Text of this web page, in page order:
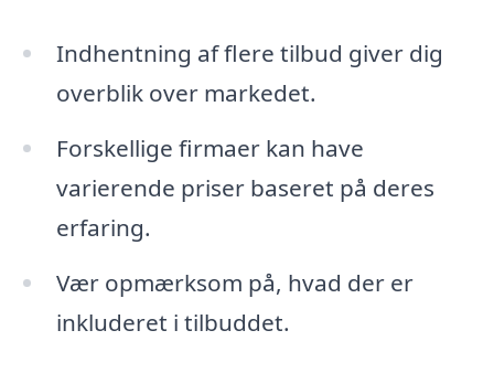
Indhentning af flere tilbud giver dig
overblik over markedet.
Forskellige firmaer kan have
varierende priser baseret på deres
erfaring.
Vær opmærksom på, hvad der er
inkluderet i tilbuddet.